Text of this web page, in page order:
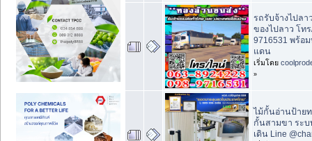
รถรับจ้างไปลา
ของไปลาว โท
9716531 พร้อ
แดน
เริ่มโดย
»
ไม้กั้นอ่านป้ายท
กั้นสามขา ระ
เดิน Line